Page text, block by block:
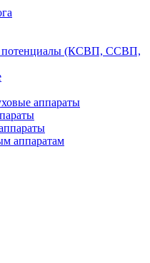
потенциалы (КСВП, ССВП,
аппараты
аппаратам